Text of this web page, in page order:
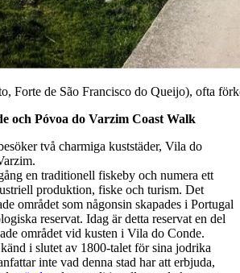
Forte de São Francisco do Queijo), ofta
och Póvoa do Varzim Coast Walk
två charmiga kuststäder, Vila do
en traditionell fiskeby och numera ett
produktion, fiske och turism. Det
området som någonsin skapades i Portugal
reservat. Idag är detta reservat en del
området vid kusten i Vila do Conde.
i slutet av 1800-talet för sina jodrika
inte vad denna stad har att erbjuda,